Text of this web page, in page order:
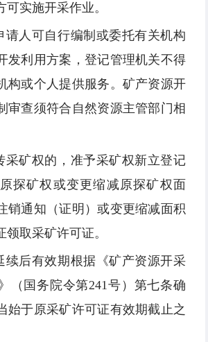
实施开采作业。
请人可自行编制或委托有关机构
发利用方案，登记管理机关不得
构或个人提供服务。矿产资源开
审查须符合自然资源主管部门相
采矿权的，准予采矿权新立登记
探矿权或变更缩减原探矿权面
销通知（证明）或变更缩减面积
领取采矿许可证。
续后有效期根据《矿产资源开采
（国务院令第241号）第七条确
始于原采矿许可证有效期截止之